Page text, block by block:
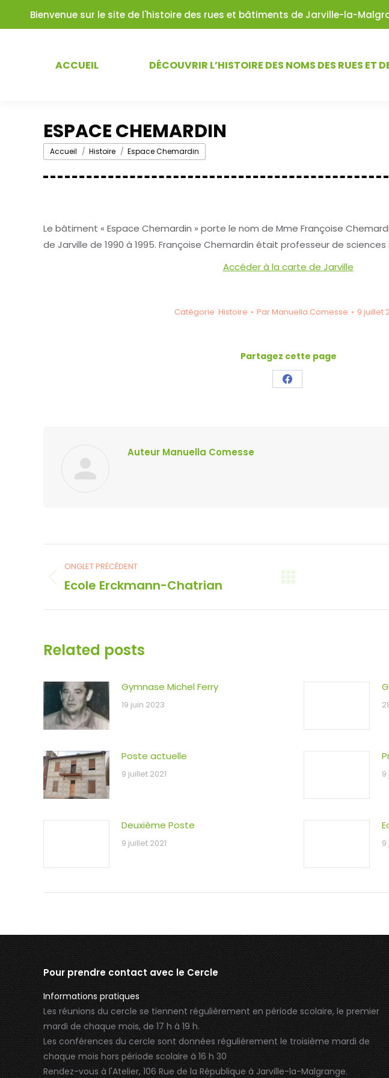
Bienvenue sur le site de l'histoire des rues et bâtiments de Jarville-la-
ACCUEIL DÉCOUVRIR L’HISTOIRE DES NOMS DES RUES ET
ESPACE CHEMARDIN
Vous êtes ici :
Accueil Histoire Espace Chemardin
Le bâtiment « Espace Chemardin » porte le nom de Mme Françoise
de Jarville de 1990 à 1995. Françoise Chemardin était professeur de sciences
Accéder à la carte de Jarville
Catégorie Histoire ParManuella Comesse 9 juillet
Partagez cette page
Partager
Auteur Manuella Comesse
Navigation
de
commentaire
ONGLET PRÉCÉDENT
Onglet
Ecole Erckmann-Chatrian
Related posts
Gymnase Michel Ferry
19 juin 2023
Poste actuelle
9 juillet 2021 9
Deuxième Poste
9 juillet 2021 9
Pour prendre contact avec le Cercle
Informations pratiques
Les réunions du cercle se tiennent régulièrement en période scolaire, le premier
mardi de chaque mois, de 17 h à 19 h.
Les conférences du cercle sont données régulièrement le troisième mardi de
chaque mois hors période scolaire à 16 h 30
Rendez-vous à l'Atelier, 106 Rue de la République à Jarville-la-Malgrange.